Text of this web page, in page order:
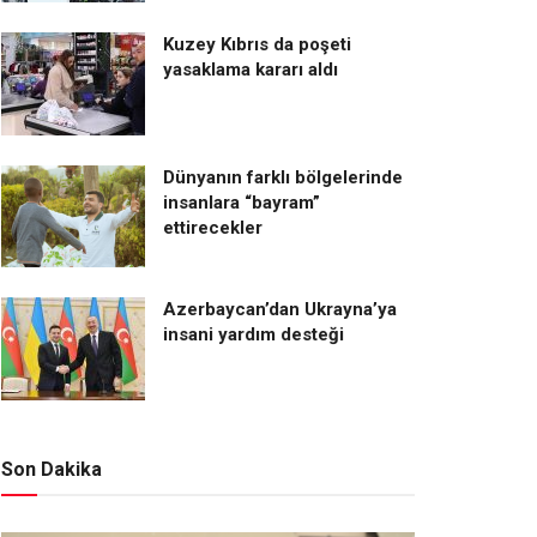
Kuzey Kıbrıs da poşeti
yasaklama kararı aldı
Dünyanın farklı bölgelerinde
insanlara “bayram”
ettirecekler
Azerbaycan’dan Ukrayna’ya
insani yardım desteği
Son Dakika